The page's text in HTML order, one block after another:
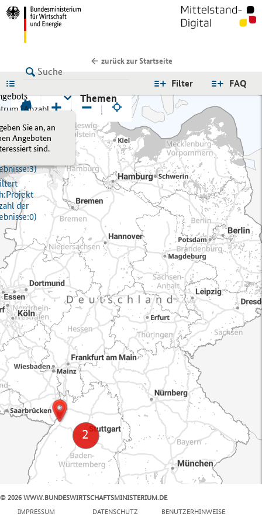
zurück zur Startseite
FAQ
Filter
Sie an, an
Angeboten
sind.
(Anzahl
Nebenstelle
3)
Projekt
der
0)
Themen
+ −
© 2026 WWW.BUNDESWIRTSCHAFTSMINISTERIUM.DE
IMPRESSUM
DATENSCHUTZ BENUTZERHINWEISE